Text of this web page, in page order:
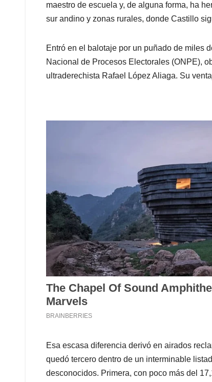
maestro de escuela y, de alguna forma, ha
sur andino y zonas rurales, donde Castillo
Entró en el balotaje por un puñado de miles
Nacional de Procesos Electorales (ONPE),
ultraderechista Rafael López Aliaga. Su
Esa escasa diferencia derivó en airados
quedó tercero dentro de un interminable
desconocidos. Primera, con poco más del